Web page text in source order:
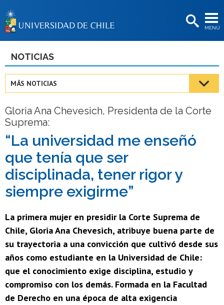
MENÚ
BIBLIOTECAS
Estudiantes
Académicas/os
Funcionarias/os
Egresadas/os
NOTICIAS
MÁS NOTICIAS
Gloria Ana Chevesich, Presidenta de la Corte
Suprema:
“La universidad me enseñó
que tenía que ser
disciplinada, tener rigor y
siempre exigirme”
La primera mujer en presidir la Corte Suprema de
Chile, Gloria Ana Chevesich, atribuye buena parte de
su trayectoria a una convicción que cultivó desde sus
años como estudiante en la Universidad de Chile:
que el conocimiento exige disciplina, estudio y
compromiso con los demás. Formada en la Facultad
de Derecho en una época de alta exigencia